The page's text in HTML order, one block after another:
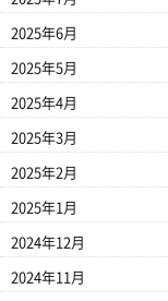
2025年6月
2025年5月
2025年4月
2025年3月
2025年2月
2025年1月
2024年12月
2024年11月